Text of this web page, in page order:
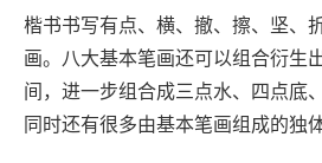
楷书书写有点、横、撤、擦、坚、
画。八大基本笔画还可以组合衍生
间，进一步组合成三点水、四点底
同时还有很多由基本笔画组成的独体